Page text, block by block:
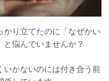
り立てたのに「なぜかい
悩んでいませんか？
かないのには付き合う前